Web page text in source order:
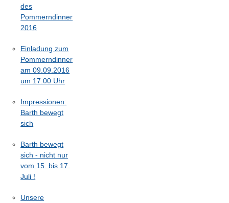
des
Pommerndinner
2016
Einladung zum
Pommerndinner
am 09.09.2016
um 17.00 Uhr
Impressionen:
Barth bewegt
sich
Barth bewegt
sich - nicht nur
vom 15. bis 17.
Juli !
Unsere